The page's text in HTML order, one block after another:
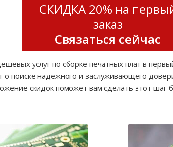
СКИДКА 20% на
заказ
Связаться сейчас
услуг по сборке печатных плат в
о поиске надежного и заслуживающего
скидок поможет вам сделать этот шаг